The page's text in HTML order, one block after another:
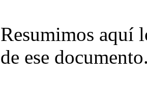
Resumimos aquí
de ese